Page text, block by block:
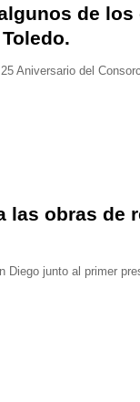
de
Aniversario del
obras de
junto al primer